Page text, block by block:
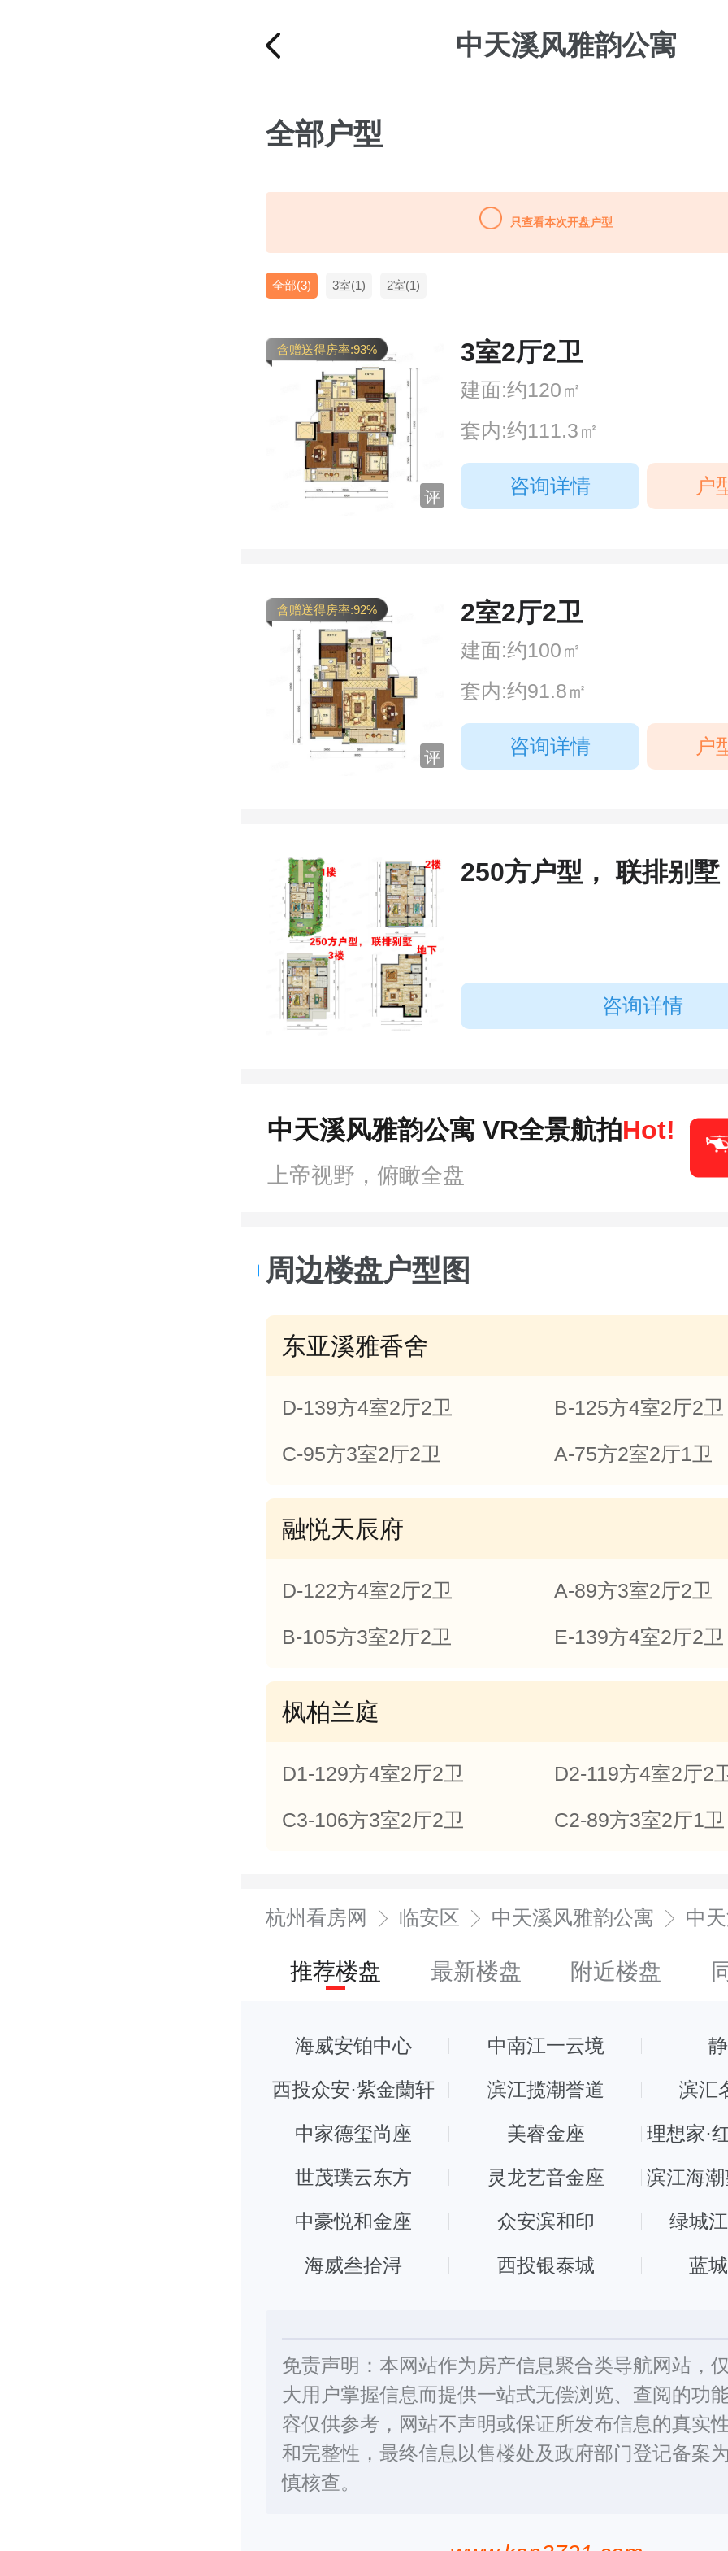
中天溪风雅韵公寓
全部户型
只查看本次开盘户型
全部(3) 3室(1) 2室(1)
含赠送得房率:93%
评
3室2厅2卫
建面:约120㎡
套内:约111.3㎡
咨询详情 户
含赠送得房率:92%
评
2室2厅2卫
建面:约100㎡
套内:约91.8㎡
咨询详情 户
250方户型， 联排别墅
咨询详情
中天溪风雅韵公寓 VR全景航拍Hot!
上帝视野，俯瞰全盘
周边楼盘户型图
东亚溪雅香舍
D-139方4室2厅2卫 B-125方4室2厅2卫
C-95方3室2厅2卫 A-75方2室2厅1卫
融悦天辰府
D-122方4室2厅2卫 A-89方3室2厅2卫
B-105方3室2厅2卫 E-139方4室2厅2卫
枫柏兰庭
D1-129方4室2厅2卫 D2-119方4室2厅2
C3-106方3室2厅2卫 C2-89方3室2厅1卫
杭州看房网 临安区 中天溪风雅韵公寓 中
推荐楼盘 最新楼盘 附近楼盘
海威安铂中心 中南江一云境
西投众安·紫金蘭轩
滨江揽潮誉道
滨汇
中家德玺尚座
美睿金座
理想家·
世茂璞云东方
灵龙艺音金座
滨江海
中豪悦和金座
众安滨和印
绿城
海威叁拾浔
西投银泰城 蓝
免责声明：本网站作为房产信息聚合类导航网站，
大用户掌握信息而提供一站式无偿浏览、查阅的功
容仅供参考，网站不声明或保证所发布信息的真实
和完整性，最终信息以售楼处及政府部门登记备案
慎核查。